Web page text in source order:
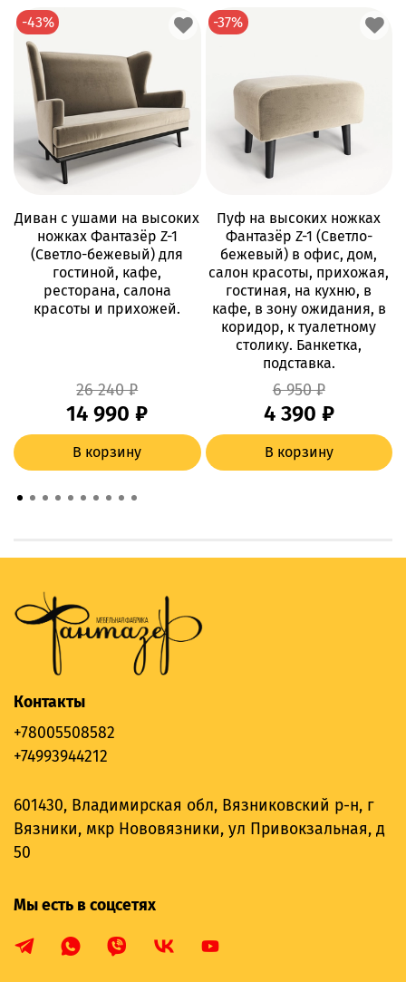
-43%
Диван с ушами на высоких
ножках Фантазёр Z-1
(Светло-бежевый) для
гостиной, кафе,
ресторана, салона
красоты и прихожей.
26 240 ₽
14 990 ₽
В корзину
-37%
Пуф на высоких ножках
Фантазёр Z-1 (Светло-
бежевый) в офис, дом,
салон красоты, прихожая,
гостиная, на кухню, в
кафе, в зону ожидания, в
коридор, к туалетному
столику. Банкетка,
подставка.
6 950 ₽
4 390 ₽
В корзину
Контакты
+78005508582
+74993944212
601430, Владимирская обл, Вязниковский р-н, г
Вязники, мкр Нововязники, ул Привокзальная, д
50
Мы есть в соцсетях